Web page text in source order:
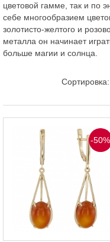
цветовой гамме, так и по
себе многообразием
золотисто-желтого и
металла он начинает
больше магии и солнца.
Сортировка:
-50%